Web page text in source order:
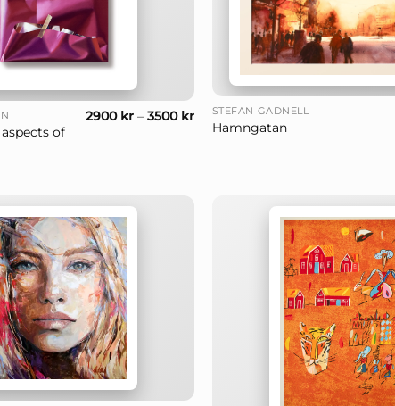
of
2900 kr –3500 kr STEFAN GADNELL
Hamngatan